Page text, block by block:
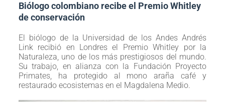
Biólogo colombiano recibe el Premio Whitley
de conservación
El biólogo de la Universidad de los Andes Andrés
Link recibió en Londres el Premio Whitley por la
Naturaleza, uno de los más prestigiosos del mundo.
Su trabajo, en alianza con la Fundación Proyecto
Primates, ha protegido al mono araña café y
restaurado ecosistemas en el Magdalena Medio.